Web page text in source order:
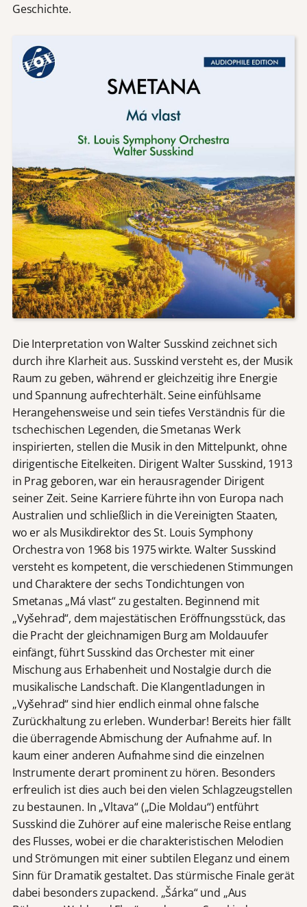
Geschichte.
Die Interpretation von Walter Susskind zeichnet sich
durch ihre Klarheit aus. Susskind versteht es, der Musik
Raum zu geben, während er gleichzeitig ihre Energie
und Spannung aufrechterhält. Seine einfühlsame
Herangehensweise und sein tiefes Verständnis für die
tschechischen Legenden, die Smetanas Werk
inspirierten, stellen die Musik in den Mittelpunkt, ohne
dirigentische Eitelkeiten. Dirigent Walter Susskind, 1913
in Prag geboren, war ein herausragender Dirigent
seiner Zeit. Seine Karriere führte ihn von Europa nach
Australien und schließlich in die Vereinigten Staaten,
wo er als Musikdirektor des St. Louis Symphony
Orchestra von 1968 bis 1975 wirkte. Walter Susskind
versteht es kompetent, die verschiedenen Stimmungen
und Charaktere der sechs Tondichtungen von
Smetanas „Má vlast“ zu gestalten. Beginnend mit
„Vyšehrad“, dem majestätischen Eröffnungsstück, das
die Pracht der gleichnamigen Burg am Moldauufer
einfängt, führt Susskind das Orchester mit einer
Mischung aus Erhabenheit und Nostalgie durch die
musikalische Landschaft. Die Klangentladungen in
„Vyšehrad“ sind hier endlich einmal ohne falsche
Zurückhaltung zu erleben. Wunderbar! Bereits hier fällt
die überragende Abmischung der Aufnahme auf. In
kaum einer anderen Aufnahme sind die einzelnen
Instrumente derart prominent zu hören. Besonders
erfreulich ist dies auch bei den vielen Schlagzeugstellen
zu bestaunen. In „Vltava“ („Die Moldau“) entführt
Susskind die Zuhörer auf eine malerische Reise entlang
des Flusses, wobei er die charakteristischen Melodien
und Strömungen mit einer subtilen Eleganz und einem
Sinn für Dramatik gestaltet. Das stürmische Finale gerät
dabei besonders zupackend. „Šárka“ und „Aus